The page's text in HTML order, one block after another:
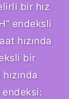
bir hız
endeksli
hızında
bir